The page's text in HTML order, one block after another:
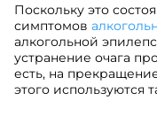
Поскольку это
симптомов
алкогольной
устранение очага
есть, на
этого используются